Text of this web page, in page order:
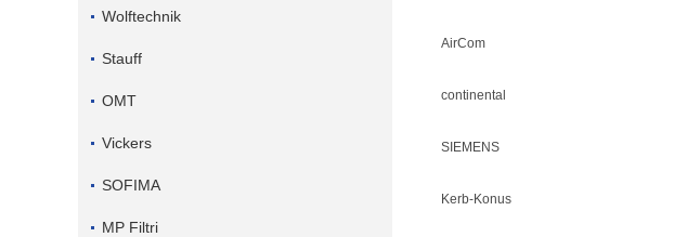
Wolftechnik
Stauff
OMT
Vickers
SOFIMA
MP Filtri
AirCom
continental
SIEMENS
Kerb-Konus